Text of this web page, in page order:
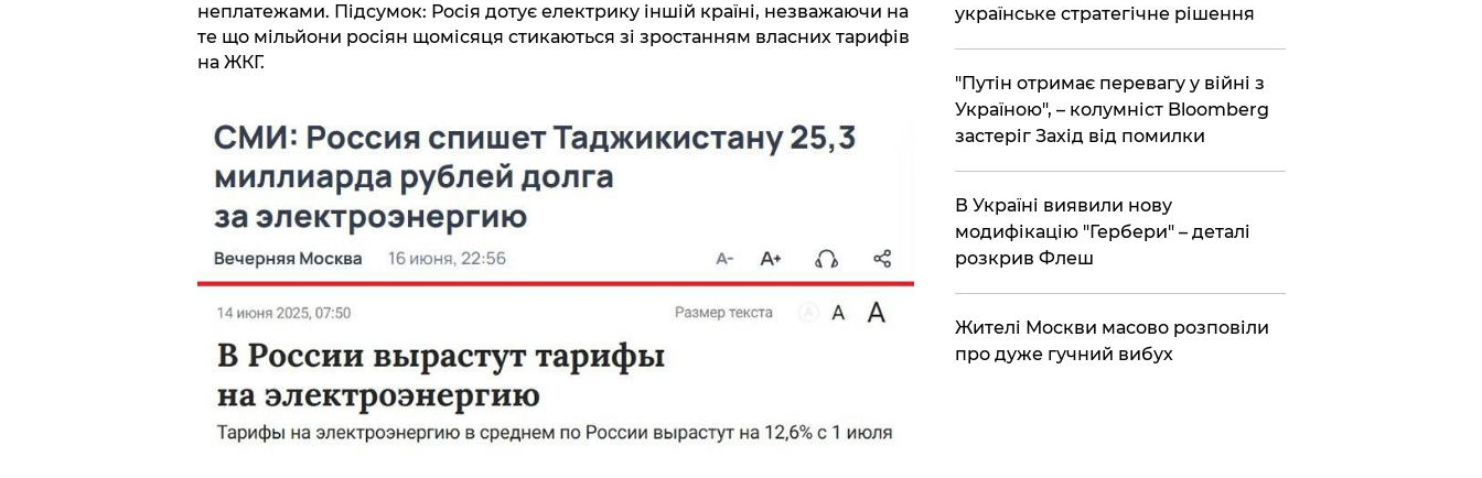
неплатежами. Підсумок: Росія дотує електрику іншій країні, незважаючи на
те що мільйони росіян щомісяця стикаються зі зростанням власних тарифів
на ЖКГ.
українське стратегічне рішення
"Путін отримає перевагу у війні з
Україною", – колумніст Bloomberg
застеріг Захід від помилки
В Україні виявили нову
модифікацію "Гербери" – деталі
розкрив Флеш
Жителі Москви масово розповіли
про дуже гучний вибух